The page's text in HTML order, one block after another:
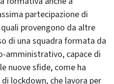
partecipazione di
provengono da altre
di una squadra formata da
amministrativo, capace di
nuove sfide, come ha
lockdown, che lavora per